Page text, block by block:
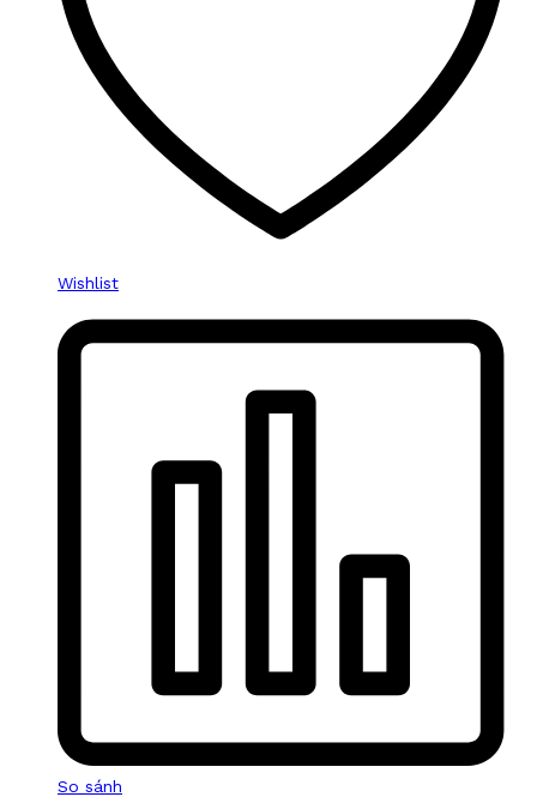
Wishlist
So sánh